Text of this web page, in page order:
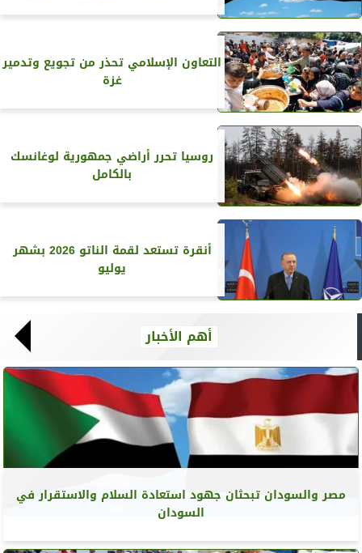
التعاون الإسلامي تحذر من تجويع وتدمير
غزة
روسيا تحرر أراضي جمهورية لوغانسك
بالكامل
أنقرة تستعد لقمة الناتو 2026 بشهر
يوليو
أهم الأخبار
مصر والسودان تبحثان جهود استعادة السلام والاستقرار في
السودان